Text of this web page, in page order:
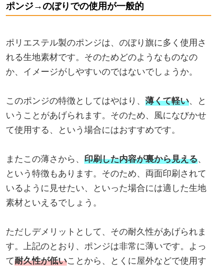
ポンジ→のぼりでの使用が一般的
ポリエステル製のポンジは、のぼり旗に多く使用さ
れる生地素材です。そのためどのようなものなの
か、イメージがしやすいのではないでしょうか。
このポンジの特徴としてはやはり、 薄くて軽い、と
いうことがあげられます。そのため、風になびかせ
て使用する、という場合にはおすすめです。
またこの薄さから、 印刷した内容が裏から見える、
という特徴もあります。そのため、両面印刷されて
いるように見せたい、といった場合には適した生地
素材といえるでしょう。
ただしデメリットとして、その耐久性があげられま
す。上記のとおり、ポンジは非常に薄いです。よっ
て耐久性が低いことから、とくに屋外などで使用す